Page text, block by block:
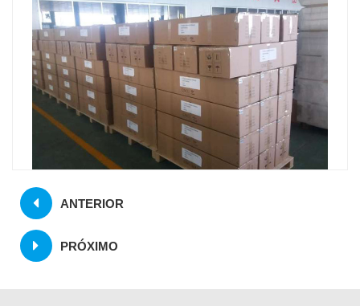
ANTERIOR
PRÓXIMO